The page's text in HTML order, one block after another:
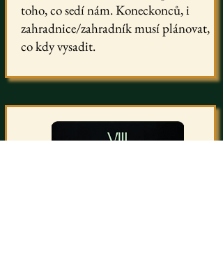
toho, co sedí nám. Koneckonců, i
zahradnice/zahradník musí plánovat,
co kdy vysadit.